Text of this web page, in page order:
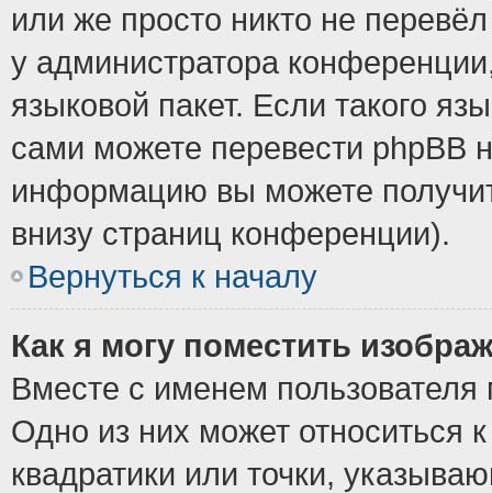
или же просто никто не
у администратора
языковой пакет. Если такого
сами можете перевести phpBB
информацию вы можете
внизу страниц конференции).
Вернуться к началу
Как я могу поместить
Вместе с именем пользователя
Одно из них может относиться
квадратики или точки,